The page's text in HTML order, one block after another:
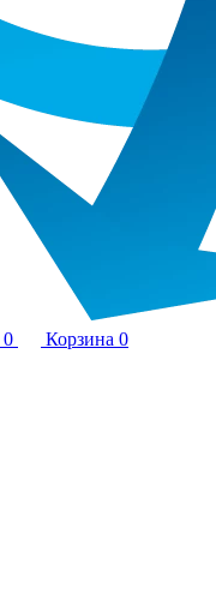
0 Корзина 0